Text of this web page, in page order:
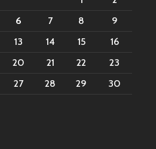
6 7 8
9
13 14 15
16
20 21 22
23
27 28 29 30